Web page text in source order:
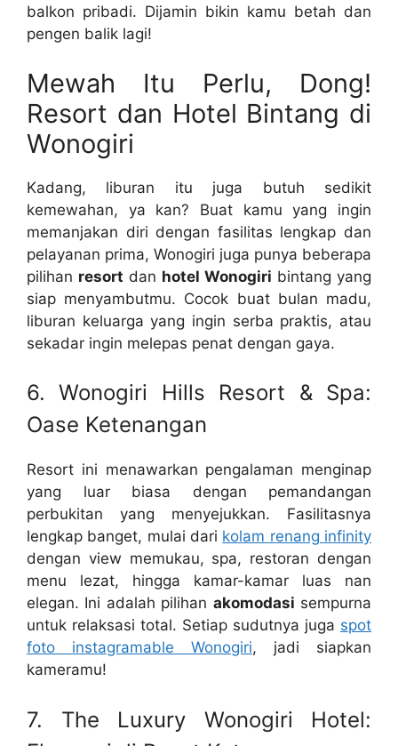
balkon pribadi. Dijamin bikin kamu betah dan
pengen balik lagi!
Mewah Itu Perlu, Dong!
Resort dan Hotel Bintang di
Wonogiri
Kadang, liburan itu juga butuh sedikit
kemewahan, ya kan? Buat kamu yang ingin
memanjakan diri dengan fasilitas lengkap dan
pelayanan prima, Wonogiri juga punya beberapa
pilihan resort dan hotel Wonogiri bintang yang
siap menyambutmu. Cocok buat bulan madu,
liburan keluarga yang ingin serba praktis, atau
sekadar ingin melepas penat dengan gaya.
6. Wonogiri Hills Resort & Spa:
Oase Ketenangan
Resort ini menawarkan pengalaman menginap
yang luar biasa dengan pemandangan
perbukitan yang menyejukkan. Fasilitasnya
lengkap banget, mulai dari kolam renang infinity
dengan view memukau, spa, restoran dengan
menu lezat, hingga kamar-kamar luas nan
elegan. Ini adalah pilihan akomodasi sempurna
untuk relaksasi total. Setiap sudutnya juga spot
foto instagramable Wonogiri, jadi siapkan
kameramu!
7. The Luxury Wonogiri Hotel: